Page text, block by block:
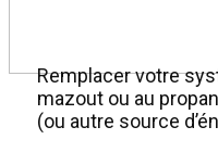
Remplacer votre
mazout ou au
(ou autre source